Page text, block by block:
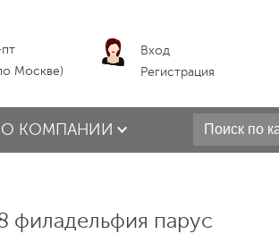
Москве)
Вход
Регистрация
О КОМПАНИИ
филадельфия парус